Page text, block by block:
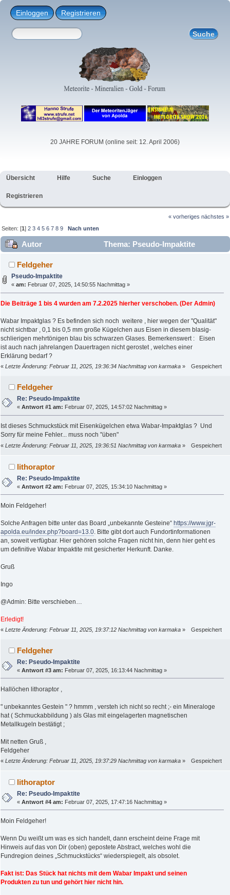
Einloggen Registrieren
20 JAHRE FORUM (online seit: 12. April 2006)
Übersicht Hilfe Suche Einloggen
Registrieren
« vorheriges nächstes »
Seiten: [1]2 3 4 5 6 7 8 9 Nach unten
Autor
Thema: Pseudo-Impaktite
(Gelesen 40563 mal)
Feldgeher
Pseudo-Impaktite
«am: Februar 07, 2025, 14:50:55 Nachmittag »
Die Beiträge 1 bis 4 wurden am 7.2.2025 hierher verschoben. (Der Admin)
Wabar Impaktglas ? Es befinden sich noch weitere , hier wegen der "Qualität"
nicht sichtbar , 0,1 bis 0,5 mm große Kügelchen aus Eisen in diesem blasig-
schlierigen mehrtönigen blau bis schwarzen Glases. Bemerkenswert : Eisen
ist auch nach jahrelangen Dauertragen nicht gerostet , welches einer
Erklärung bedarf ?
« Letzte Änderung: Februar 11, 2025, 19:36:34 Nachmittag von karmaka » Gespeichert
Feldgeher
Re: Pseudo-Impaktite
«Antwort #1 am: Februar 07, 2025, 14:57:02 Nachmittag »
Ist dieses Schmuckstück mit Eisenkügelchen etwa Wabar-Impaktglas ? Und
Sorry für meine Fehler... muss noch "üben"
« Letzte Änderung: Februar 11, 2025, 19:36:51 Nachmittag von karmaka » Gespeichert
lithoraptor
Re: Pseudo-Impaktite
«Antwort #2 am: Februar 07, 2025, 15:34:10 Nachmittag »
Moin Feldgeher!
Solche Anfragen bitte unter das Board „unbekannte Gesteine“ https://www.jgr-
apolda.eu/index.php?board=13.0 . Bitte gibt dort auch Fundortinformationen
an, soweit verfügbar. Hier gehören solche Fragen nicht hin, denn hier geht es
um definitive Wabar Impaktite mit gesicherter Herkunft. Danke.
Gruß
Ingo
@Admin: Bitte verschieben…
Erledigt!
« Letzte Änderung: Februar 11, 2025, 19:37:12 Nachmittag von karmaka » Gespeichert
Feldgeher
Re: Pseudo-Impaktite
«Antwort #3 am: Februar 07, 2025, 16:13:44 Nachmittag »
Hallöchen lithoraptor ,
" unbekanntes Gestein " ? hmmm , versteh ich nicht so recht ;- ein Mineraloge
hat ( Schmuckabbildung ) als Glas mit eingelagerten magnetischen
Metallkugeln bestätigt ;
Mit netten Gruß ,
Feldgeher
« Letzte Änderung: Februar 11, 2025, 19:37:29 Nachmittag von karmaka » Gespeichert
lithoraptor
Re: Pseudo-Impaktite
«Antwort #4 am: Februar 07, 2025, 17:47:16 Nachmittag »
Moin Feldgeher!
Wenn Du weißt um was es sich handelt, dann erscheint deine Frage mit
Hinweis auf das von Dir (oben) gepostete Abstract, welches wohl die
Fundregion deines „Schmuckstücks“ wiederspiegelt, als obsolet.
Fakt ist: Das Stück hat nichts mit dem Wabar Impakt und seinen
Produkten zu tun und gehört hier nicht hin.